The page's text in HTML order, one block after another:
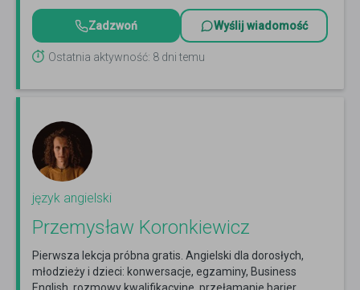
Zadzwoń Wyślij wiadomość
Ostatnia aktywność: 8 dni temu
język angielski
Przemysław Koronkiewicz
Pierwsza lekcja próbna gratis. Angielski dla dorosłych,
młodzieży i dzieci: konwersacje, egzaminy, Business